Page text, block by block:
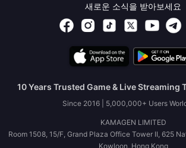
새로운 소식을 받아보세요
10 Years Trusted Game & Live Streaming
Since 2016 | 5,000,000+ Users
KAMAGEN LIMITED
Room 1508, 15/F, Grand Plaza Office Tower II, 625
Kowloon, Hong Kong